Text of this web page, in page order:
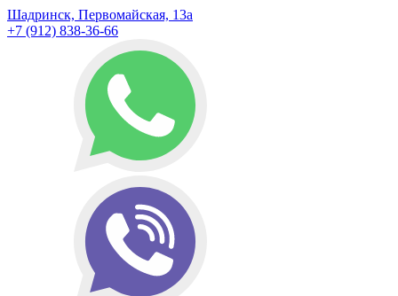
Шадринск, Первомайская, 13а
+7 (912) 838-36-66